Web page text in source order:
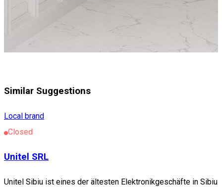
Similar Suggestions
Local brand
Closed
Unitel SRL
Unitel Sibiu ist eines der ältesten Elektronikgeschäfte in Sibiu